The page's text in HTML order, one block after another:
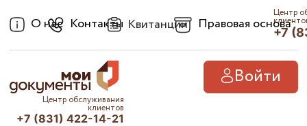
О нас Контакты Квитанции Правовая основа
Центр
+7
Войти
Центр обслуживания
клиентов
+7 (831) 422-14-21